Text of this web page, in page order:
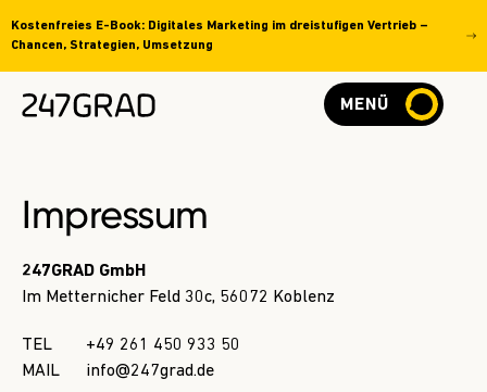
Kostenfreies E-Book: Digitales Marketing im dreistufigen Vertrieb –
Chancen, Strategien, Umsetzung
MENÜ
Impressum
247GRAD GmbH
Im Metternicher Feld 30c, 56072 Koblenz
TEL
+49 261 450 933 50
MAIL
info@247grad.de